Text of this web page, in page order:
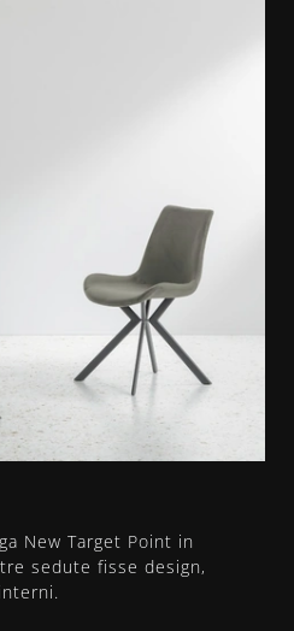
New Target Point in
sedute fisse design,